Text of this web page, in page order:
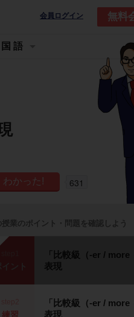
会員ログイン 無料
国語
631
授業のポイント・問題を確認しよう
「比較級（-er / more
表現
練習
「比較級（-er / more
表現